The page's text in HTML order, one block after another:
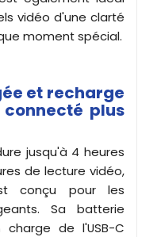
vidéo d'une clarté
moment spécial.
et recharge
plus
jusqu'à 4 heures
de lecture vidéo,
conçu pour les
Sa batterie
de l'USB-C